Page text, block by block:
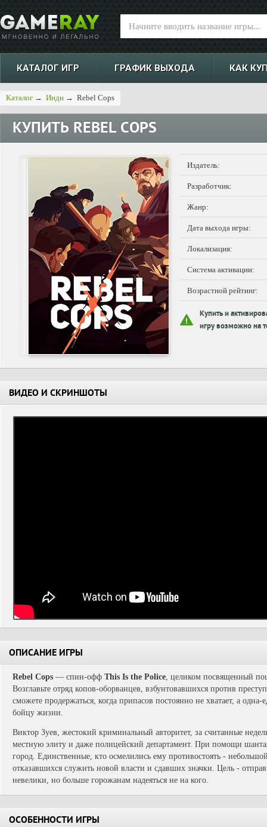
КАТАЛОГ ИГР ГРАФИК ВЫХОДА КАК
Каталог → Инди → Rebel Cops
КУПИТЬ REBEL COPS
Издатель:
Разработчик:
Жанр:
Дата выхода игры:
Локализация:
Система активации:
Возрастной рейтинг:
Купить и
игру возможно на
ВИДЕО И СКРИНШОТЫ
ОПИСАНИЕ ИГРЫ
Rebel Cops — спин-офф This Is the Police, целиком посвященный
Возглавьте отряд копов-оборванцев, взбунтовавшихся против
сможете продержаться, когда припасов постоянно не хватает, а
бойцу жизни.
Виктор Зуев, жестокий криминальный авторитет, за считанные
местную элиту и даже полицейский департамент. При помощи
город. Единственные, кто осмелились ему противостоять -
отказавшихся служить новой власти и сдавших значки. Цель -
невелики, но больше горожанам надеяться не на кого.
ОСОБЕННОСТИ ИГРЫ